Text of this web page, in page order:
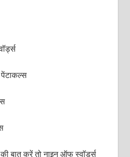
बात करें तो नाइन ऑफ स्वॉर्ड्स